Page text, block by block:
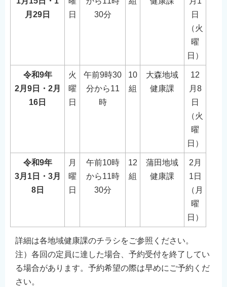
月29日
日
30分
日
（火
曜
日）
令和9年
2月9日・2月
16日
火
曜
日
午前9時30
分から11
時
10
組
大森地域
健康課
12
月8
日
（火
曜
日）
令和9年
3月1日・3月
8日
月
曜
日
午前10時
から11時
30分
12
組
蒲田地域
健康課
2月
1日
（月
曜
日）
詳細は各地域健康課のチラシをご参照ください。
注）各回の定員に達した場合、予約受付を終了してい
る場合があります。予約希望の際は早めにご予約くだ
さい。